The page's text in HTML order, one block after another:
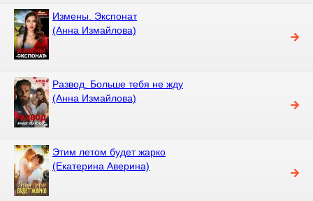
Измены. Экспонат
(Анна Измайлова)
Развод. Больше тебя не жду
(Анна Измайлова)
Этим летом будет жарко
(Екатерина Аверина)